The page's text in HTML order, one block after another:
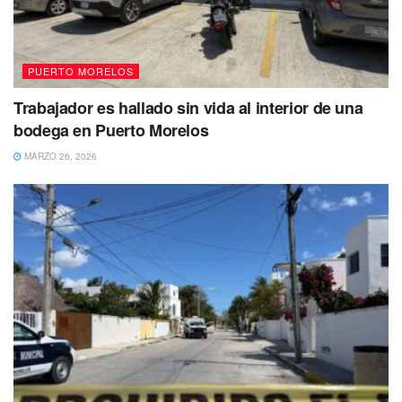
42 °C, particularmente en los estados de Veracruz,
Tabasco, Campeche, Chiapas y Yucatán.
También podrían presentarse temperaturas similares en
los estados de Michoacán, Guerrero y Oaxaca, incluso sin
PUERTO MORELOS
Trabajador es hallado sin vida al interior de una
bodega en Puerto Morelos
MARZO 26, 2026